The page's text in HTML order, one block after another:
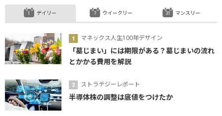
デイリー
マネックス人生100年デザイン
「墓じまい」には期限がある？墓じまいの流れ
とかかる費用を解説
ストラテジーレポート
半導体株の調整は底値をつけたか
ウイークリー マンスリー